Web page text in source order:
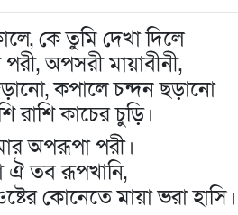
কে তুমি দেখা দিলে
অপসরী মায়াবীনী,
কপালে চন্দন ছড়ানো
রাশি কাচের চুড়ি।
অপরূপা পরী।
ঐ তব রূপখানি,
কোনেতে মায়া ভরা হাসি।